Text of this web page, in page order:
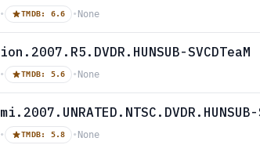
• TMDB: 6.6 • None
SVCDTeaM
• TMDB: 5.6 • None
• TMDB: 5.8 • None